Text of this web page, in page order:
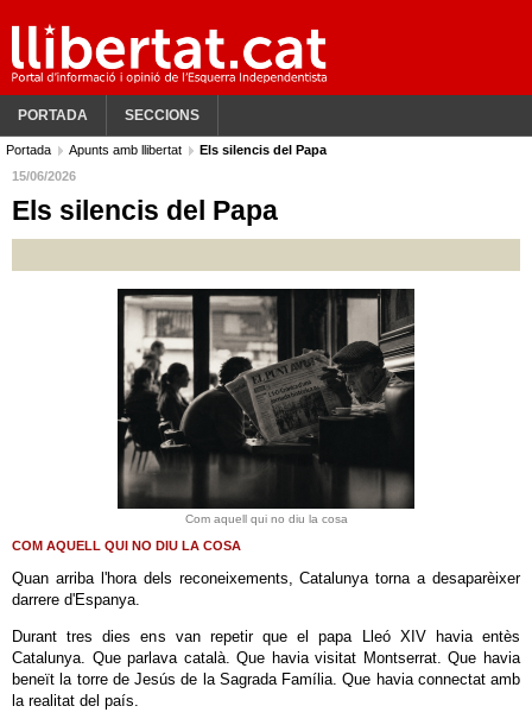
PORTADA SECCIONS
Portada Apunts amb llibertat
Els silencis del Papa
15/06/2026
Els silencis del Papa
Com aquell qui no diu la cosa
COM AQUELL QUI NO DIU LA COSA
Quan arriba l'hora dels reconeixements, Catalunya torna a desaparèixer
darrere d'Espanya.
Durant tres dies ens van repetir que el papa Lleó XIV havia entès
Catalunya. Que parlava català. Que havia visitat Montserrat. Que havia
beneït la torre de Jesús de la Sagrada Família. Que havia connectat amb
la realitat del país.